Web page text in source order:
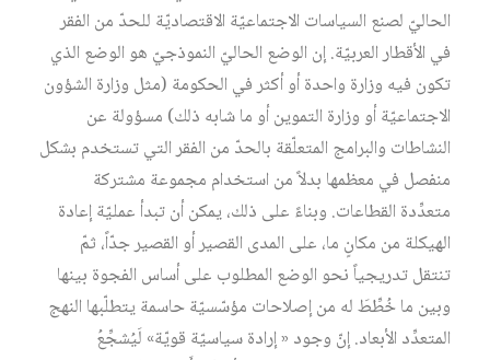
الحاليّ لصنع السياسات الاجتماعيّة الاقتصاديّة للحدّ من الفقر
في الأقطار العربيّة. إن الوضع الحاليّ النموذجيّ هو الوضع الذي
تكون فيه وزارة واحدة أو أكثر في الحكومة (مثل وزارة الشؤون
الاجتماعيّة أو وزارة التموين أو ما شابه ذلك) مسؤولة عن
النشاطات والبرامج المتعلّقة بالحدّ من الفقر التي تستخدم بشكل
منفصل في معظمها بدلاً من استخدام مجموعة مشتركة
متعدِّدة القطاعات. وبناءً على ذلك، يمكن أن تبدأ عمليّة إعادة
الهيكلة من مكانٍ ما، على المدى القصير أو القصير جدّاً، ثمّ
تنتقل تدريجياً نحو الوضع المطلوب على أساس الفجوة بينها
وبين ما خُطِّطَ له من إصلاحات مؤسّسيّة حاسمة يتطلّبها النهج
المتعدِّد الأبعاد. إنّ وجود « إرادة سياسيّة قويّة» لَيُشجِّعُ